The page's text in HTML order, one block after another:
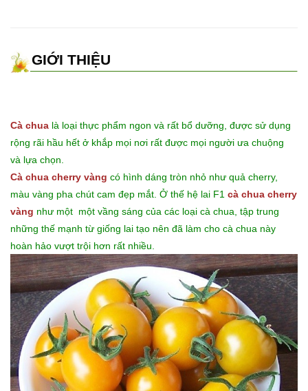
GIỚI THIỆU
Cà chua là loại thực phẩm ngon và rất bổ dưỡng, được sử dụng
rộng rãi hầu hết ở khắp mọi nơi rất được mọi người ưa chuộng
và lựa chọn.
Cà chua cherry vàng có hình dáng tròn nhỏ như quả cherry,
màu vàng pha chút cam đẹp mắt. Ở thế hệ lai F1 cà chua cherry
vàng như một một vầng sáng của các loại cà chua, tập trung
những thế mạnh từ giống lai tạo nên đã làm cho cà chua này
hoàn hảo vượt trội hơn rất nhiều.